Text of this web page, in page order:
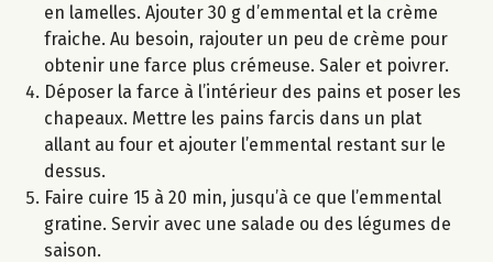
en lamelles. Ajouter 30 g d’emmental et la crème
fraiche. Au besoin, rajouter un peu de crème pour
obtenir une farce plus crémeuse. Saler et poivrer.
Déposer la farce à l’intérieur des pains et poser les
chapeaux. Mettre les pains farcis dans un plat
allant au four et ajouter l’emmental restant sur le
dessus.
Faire cuire 15 à 20 min, jusqu’à ce que l’emmental
gratine. Servir avec une salade ou des légumes de
saison.